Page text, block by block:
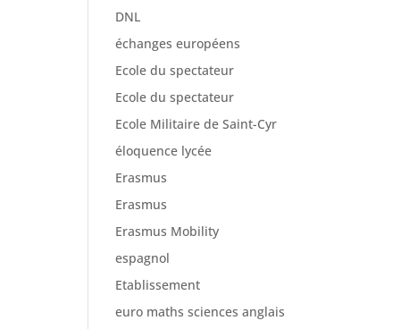
DNL
échanges européens
Ecole du spectateur
Ecole du spectateur
Ecole Militaire de Saint-Cyr
éloquence lycée
Erasmus
Erasmus
Erasmus Mobility
espagnol
Etablissement
euro maths sciences anglais